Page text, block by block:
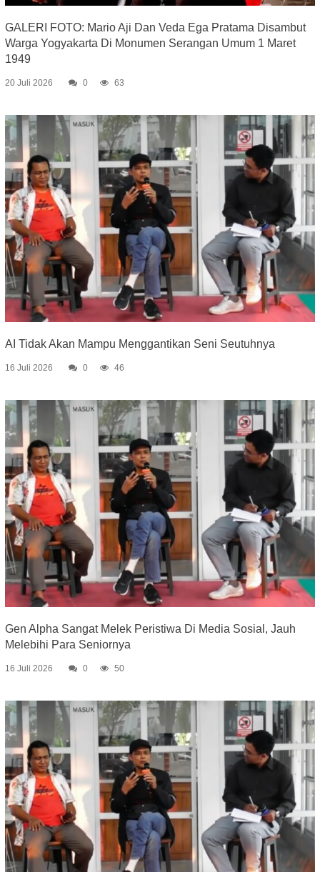
GALERI FOTO: Mario Aji Dan Veda Ega Pratama Disambut
Warga Yogyakarta Di Monumen Serangan Umum 1 Maret
1949
20 Juli 2026 0 63
AI Tidak Akan Mampu Menggantikan Seni Seutuhnya
16 Juli 2026 0 46
Gen Alpha Sangat Melek Peristiwa Di Media Sosial, Jauh
Melebihi Para Seniornya
16 Juli 2026 0 50